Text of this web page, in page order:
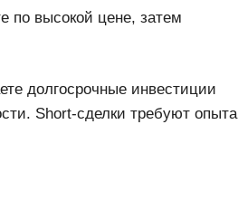
по высокой цене, затем
долгосрочные инвестиции
Short-сделки требуют опыта